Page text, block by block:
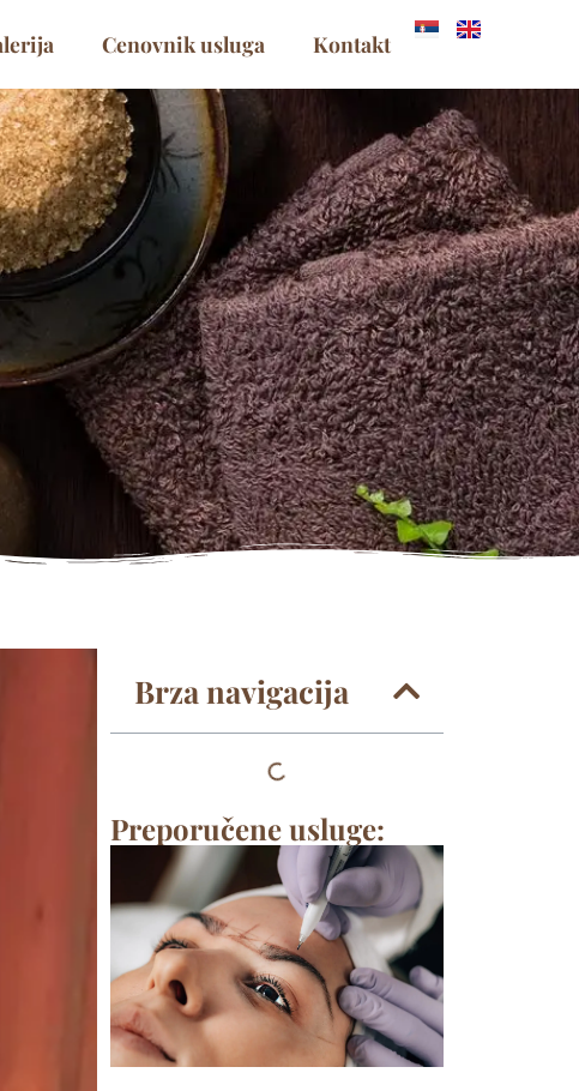
Cenovnik usluga Kontakt
Brza navigacija
Preporučene usluge: